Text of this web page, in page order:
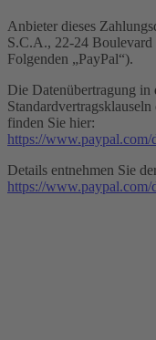
Anbieter dieses
S.C.A., 22-24
Folgenden „PayPal“).
Die Datenübertragung
finden Sie hier:
https://www.paypal.com/
Details entnehmen Sie
https://